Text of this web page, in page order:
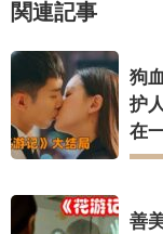
か」出演で話題
Powered by
関連記事
狗
护
在
善